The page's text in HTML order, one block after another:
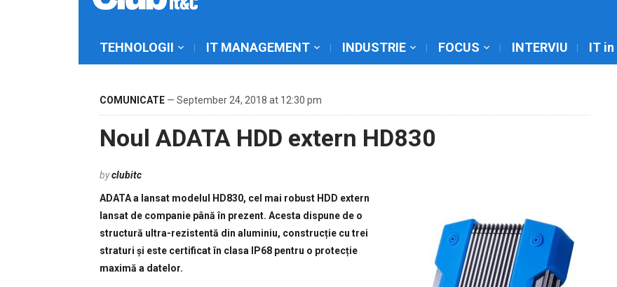
TEHNOLOGII IT MANAGEMENT INDUSTRIE FOCUS INTERVIU IT in
COMUNICATE — September 24, 2018 at 12:30 pm
Noul ADATA HDD extern HD830
byclubitc
ADATA a lansat modelul HD830, cel mai robust HDD extern
lansat de companie până în prezent. Acesta dispune de o
structură ultra-rezistentă din aluminiu, construcție cu trei
straturi și este certificat în clasa IP68 pentru o protecție
maximă a datelor.